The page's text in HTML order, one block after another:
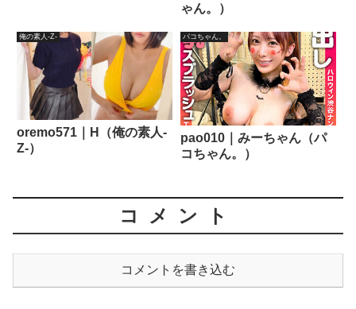
ゃん。）
俺の素人-Z-
oremo571｜H（俺の素人-
Z-）
パコちゃん。
pao010｜みーちゃん（パ
コちゃん。）
コメント
コメントを書き込む